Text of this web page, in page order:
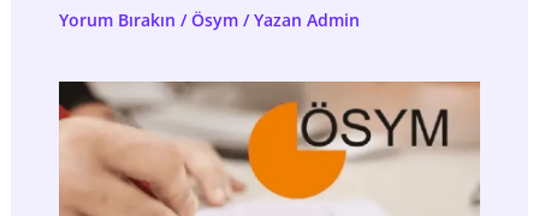
Yorum Bırakın /Ösym/ Yazan Admin